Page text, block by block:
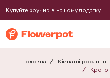
Купуйте зручно в нашому додатку
Головна / Кімнатні рослини
/